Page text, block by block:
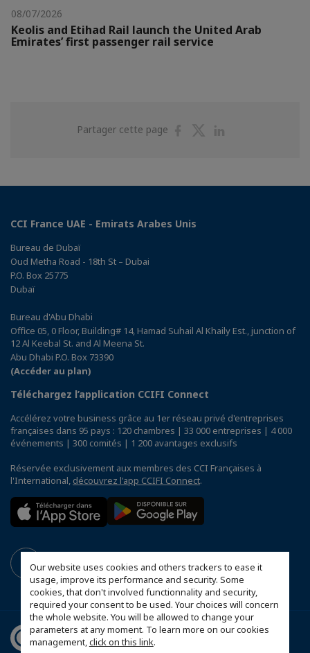
Our website uses cookies and others trackers to ease it
usage, improve its performance and security. Some
cookies, that don't involved functionnality and security,
required your consent to be used. Your choices will concern
the whole website. You will be allowed to change your
parameters at any moment. To learn more on our cookies
management,click on this link.
08/07/2026
Keolis and Etihad Rail launch the United Arab
Emirates’ first passenger rail service
Partager cette page
PartagerPartager
CCI France UAE - Emirats Arabes Unis
Bureau de Dubaï
Oud Metha Road - 18th St – Dubai
P.O. Box 25775
Dubaï
Bureau d'Abu Dhabi
Office 05, 0 Floor, Building# 14, Hamad Suhail Al Khaily Est., junction of
12 Al Keebal St. and Al Meena St.
Abu Dhabi P.O. Box 73390
(Accéder au plan)
Téléchargez l’application CCIFI Connect
Accélérez votre business grâce au 1er réseau privé d'entreprises
françaises dans 95 pays : 120 chambres | 33 000 entreprises | 4 000
événements | 300 comités | 1 200 avantages exclusifs
Réservée exclusivement aux membres des CCI Françaises à
l'International, découvrez l'app CCIFI Connect.